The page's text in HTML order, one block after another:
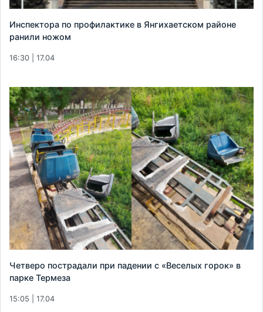
Инспектора по профилактике в Янгихаетском районе
ранили ножом
16:30 | 17.04
Четверо пострадали при падении с «Веселых горок» в
парке Термеза
15:05 | 17.04